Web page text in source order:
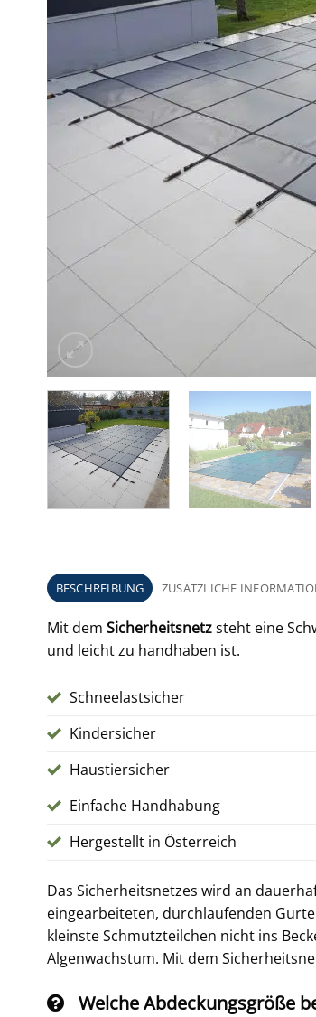
BESCHREIBUNG ZUSÄTZLICHE
Mit dem Sicherheitsnetzsteht eine
und leicht zu handhaben ist.
Schneelastsicher
Kindersicher
Haustiersicher
Einfache Handhabung
Hergestellt in Österreich
Das Sicherheitsnetzes wird an
eingearbeiteten, durchlaufenden
kleinste Schmutzteilchen nicht ins
Algenwachstum. Mit dem
Welche Abdeckungsgröße